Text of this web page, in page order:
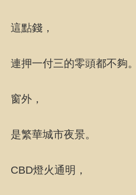
這點錢，
連押一付三的零頭都不夠。
窗外，
是繁華城市夜景。
CBD燈火通明，